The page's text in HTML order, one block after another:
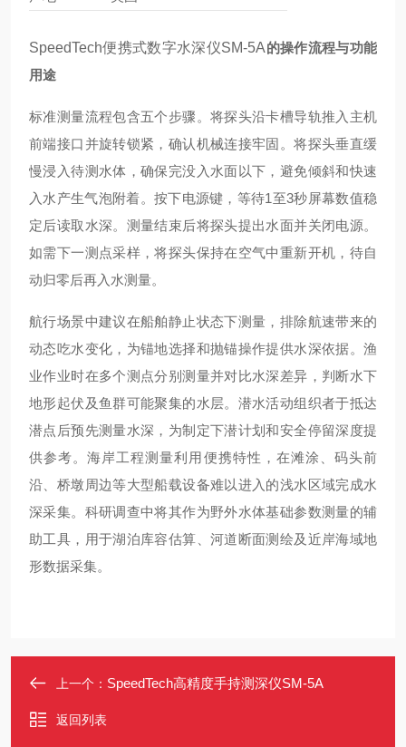
SpeedTech便携式数字水深仪SM-5A的操作流程与功能
用途
标准测量流程包含五个步骤。将探头沿卡槽导轨推入主机
前端接口并旋转锁紧，确认机械连接牢固。将探头垂直缓
慢浸入待测水体，确保完没入水面以下，避免倾斜和快速
入水产生气泡附着。按下电源键，等待1至3秒屏幕数值稳
定后读取水深。测量结束后将探头提出水面并关闭电源。
如需下一测点采样，将探头保持在空气中重新开机，待自
动归零后再入水测量。
航行场景中建议在船舶静止状态下测量，排除航速带来的
动态吃水变化，为锚地选择和抛锚操作提供水深依据。渔
业作业时在多个测点分别测量并对比水深差异，判断水下
地形起伏及鱼群可能聚集的水层。潜水活动组织者于抵达
潜点后预先测量水深，为制定下潜计划和安全停留深度提
供参考。海岸工程测量利用便携特性，在滩涂、码头前
沿、桥墩周边等大型船载设备难以进入的浅水区域完成水
深采集。科研调查中将其作为野外水体基础参数测量的辅
助工具，用于湖泊库容估算、河道断面测绘及近岸海域地
形数据采集。
上一个： SpeedTech高精度手持测深仪SM-5A
返回列表